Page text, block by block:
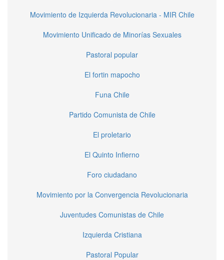
Movimiento de Izquierda Revolucionaria - MIR Chile
Movimiento Unificado de Minorías Sexuales
Pastoral popular
El fortin mapocho
Funa Chile
Partido Comunista de Chile
El proletario
El Quinto Infierno
Foro ciudadano
Movimiento por la Convergencia Revolucionaria
Juventudes Comunistas de Chile
Izquierda Cristiana
Pastoral Popular